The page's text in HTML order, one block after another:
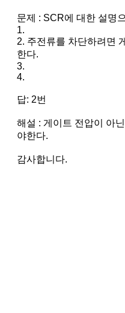
문제 : SCR에 대한 설명
1.
2. 주전류를 차단하려면
한다.
3.
4.
답: 2번
해설 : 게이트 전압이 아
야한다.
감사합니다.